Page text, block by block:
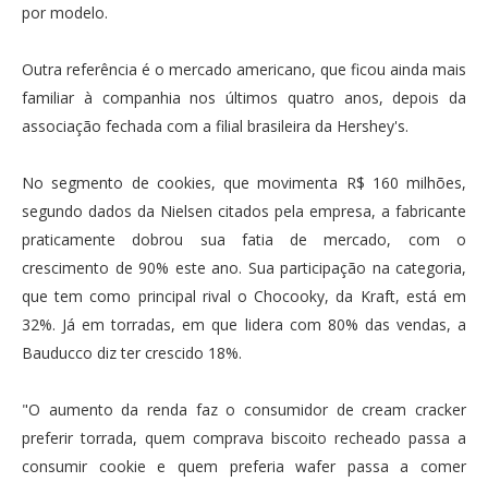
por modelo.
Outra referência é o mercado americano, que ficou ainda mais
familiar à companhia nos últimos quatro anos, depois da
associação fechada com a filial brasileira da Hershey's.
No segmento de cookies, que movimenta R$ 160 milhões,
segundo dados da Nielsen citados pela empresa, a fabricante
praticamente dobrou sua fatia de mercado, com o
crescimento de 90% este ano. Sua participação na categoria,
que tem como principal rival o Chocooky, da Kraft, está em
32%. Já em torradas, em que lidera com 80% das vendas, a
Bauducco diz ter crescido 18%.
"O aumento da renda faz o consumidor de cream cracker
preferir torrada, quem comprava biscoito recheado passa a
consumir cookie e quem preferia wafer passa a comer